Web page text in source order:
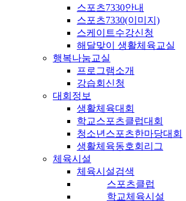
스포츠7330안내
스포츠7330(이미지)
스케이트수강신청
해달맞이 생활체육교실
행복나눔교실
프로그램소개
강습회신청
대회정보
생활체육대회
학교스포츠클럽대회
청소년스포츠한마당대회
생활체육동호회리그
체육시설
체육시설검색
스포츠클럽
학교체육시설